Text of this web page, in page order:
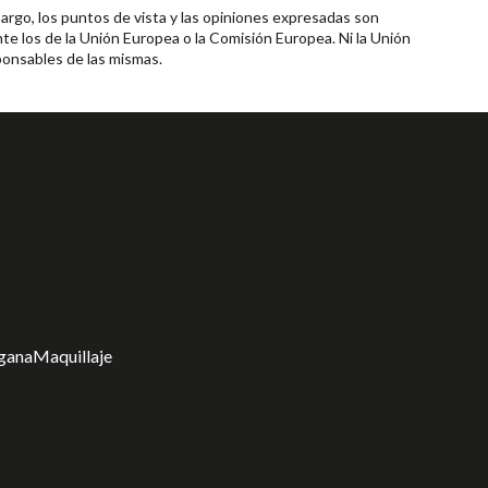
los puntos de vista y las opiniones expresadas son
de la Unión Europea o la Comisión Europea. Ni la Unión
de las mismas.
Maquillaje